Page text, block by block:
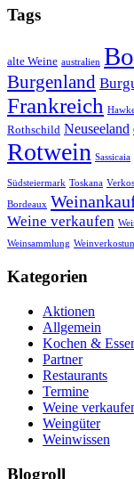
Tags
alte Weine australien
Burgenland
Frankreich
Rothschild Neuseeland
Rotwein Sassicaia
Südsteiermark Toskana
Bordeaux
Weine verkaufen
Weinsammlung
Kategorien
Aktionen
Allgemein
Kochen &
Partner
Restaurants
Termine
Weine
Weingüter
Weinwissen
Blogroll